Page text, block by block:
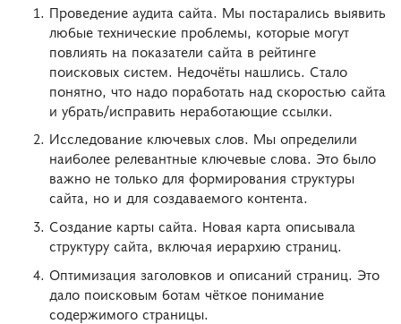
Проведение аудита сайта. Мы постарались выявить
любые технические проблемы, которые могут
повлиять на показатели сайта в рейтинге
поисковых систем. Недочёты нашлись. Стало
понятно, что надо поработать над скоростью сайта
и убрать/исправить неработающие ссылки.
Исследование ключевых слов. Мы определили
наиболее релевантные ключевые слова. Это было
важно не только для формирования структуры
сайта, но и для создаваемого контента.
Создание карты сайта. Новая карта описывала
структуру сайта, включая иерархию страниц.
Оптимизация заголовков и описаний страниц. Это
дало поисковым ботам чёткое понимание
содержимого страницы.